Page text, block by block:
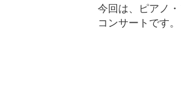
今回は、ピアノ
コンサートです。